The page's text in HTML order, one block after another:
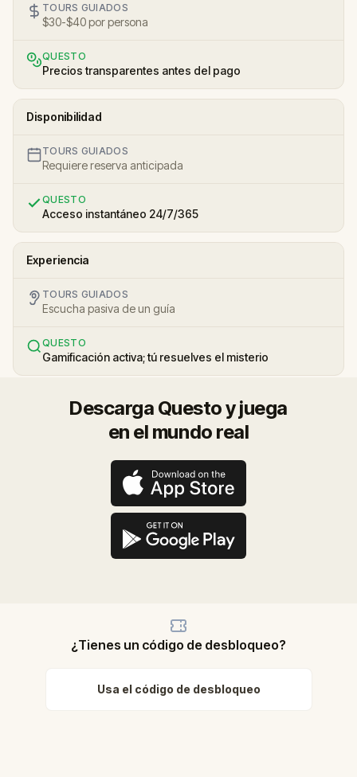
TOURS GUIADOS
$30-$40 por persona
QUESTO
Precios transparentes antes del pago
Disponibilidad
TOURS GUIADOS
Requiere reserva anticipada
QUESTO
Acceso instantáneo 24/7/365
Experiencia
TOURS GUIADOS
Escucha pasiva de un guía
QUESTO
Gamificación activa; tú resuelves el misterio
Descarga Questo y juega
en el mundo real
¿Tienes un código de desbloqueo?
Usa el código de desbloqueo